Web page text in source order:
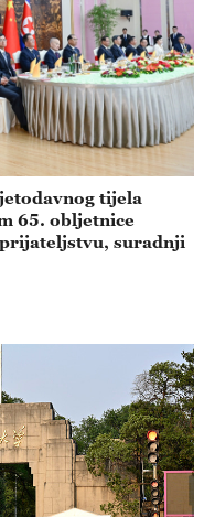
tijela
65. obljetnice
suradnji